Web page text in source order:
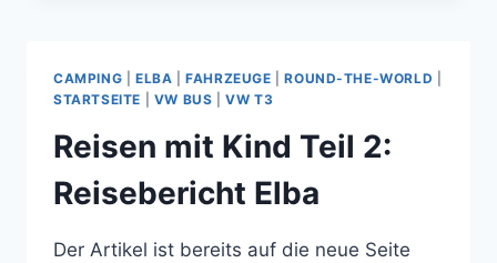
TEIL
1
CAMPING ELBA |FAHRZEUGE |ROUND-THE-WORLD
STARTSEITE
VW BUS |VW T3
Reisen mit Kind Teil 2:
Reisebericht Elba
Der Artikel ist bereits auf die neue Seite